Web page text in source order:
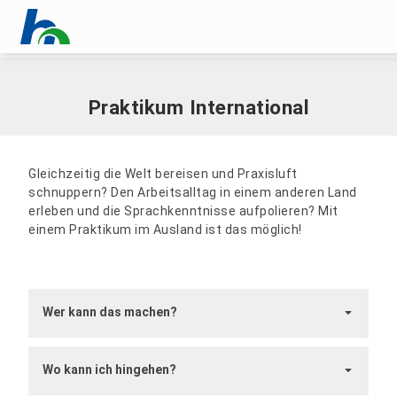
Menü überspringen
Home |International
Praktikum International
Gleichzeitig die Welt bereisen und Praxisluft
schnuppern? Den Arbeitsalltag in einem anderen Land
erleben und die Sprachkenntnisse aufpolieren? Mit
einem Praktikum im Ausland ist das möglich!
Wer kann das machen?
HSN können Studierende aller Studiengänge das
Wo kann ich hingehen?